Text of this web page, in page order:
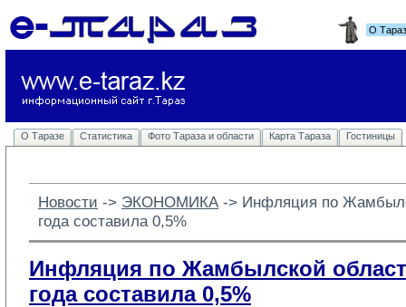
О
О Таразе Статистика Фото Тараза и области Карта Тараза Гостиницы
Новости -> ЭКОНОМИКА -> Инфляция по
года составила 0,5%
Инфляция по Жамбылской
года составила 0,5%